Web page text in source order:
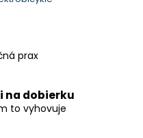
prax
na dobierku
to vyhovuje